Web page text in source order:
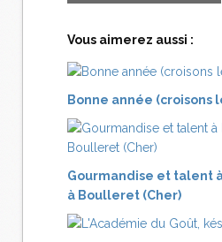
Vous aimerez aussi :
Bonne année (croisons
Gourmandise et talent
à Boulleret (Cher)